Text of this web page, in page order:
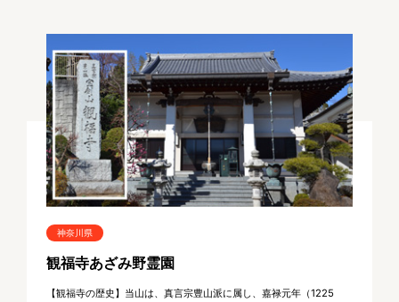
神奈川県
観福寺あざみ野霊園
【観福寺の歴史】当山は、真言宗豊山派に属し、嘉禄元年（1225